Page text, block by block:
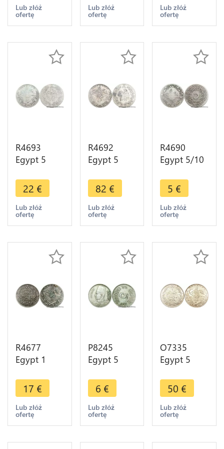
1359 1970
Silver UNC -
offer
Lub złóż
ofertę
1868 sans
fleur ->
Lub złóż
ofertę
1336 1917
Silver ->
Lub złóż
ofertę
R4693
Egypt 5
Hamid II
AH 1293
/22 1897 W
Silver ->
22 €
Lub złóż
ofertę
R4692
Egypt 5
Muhammad
V AH 1327
/ 2 1910 H
Heaton
Make offer
82 €
Lub złóż
ofertę
R4690
Egypt 5/10
Hamid II
AH 1293
/10 1884 ->
Make offer
5 €
Lub złóż
ofertę
R4677
Egypt 1
Hamid II
AH 1293
/10 1884 W
Silver AU ->
17 €
Lub złóż
ofertę
P8245
Egypt 5
Farouk AH
1360 1941
-> Make
offer
6 €
Lub złóż
ofertę
O7335
Egypt 5
Muhammad
V 1327 /6 H
1913 Silver
AU
50 €
Lub złóż
ofertę